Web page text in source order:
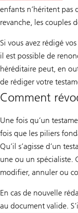
enfants n’héritent pas
revanche, les couples
Si vous avez rédigé
il est possible de
héréditaire peut, en
de rédiger votre
Comment
Une fois qu’un
fois que les piliers
Qu’il s’agisse d’un
une ou un spécialiste.
modifier, annuler ou
En cas de nouvelle
au document valide.